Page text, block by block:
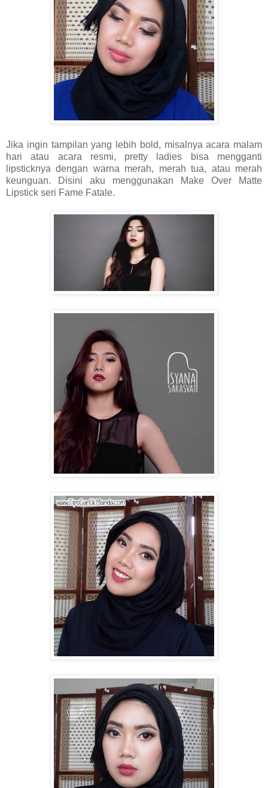
Jika ingin tampilan yang lebih bold, misalnya acara malam
hari atau acara resmi, pretty ladies bisa mengganti
lipsticknya dengan warna merah, merah tua, atau merah
keunguan. Disini aku menggunakan Make Over Matte
Lipstick seri Fame Fatale.